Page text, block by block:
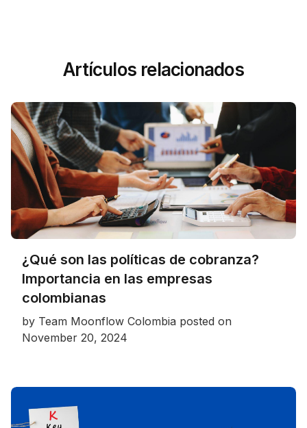
Artículos relacionados
¿Qué son las políticas de cobranza?
Importancia en las empresas
colombianas
by Team Moonflow Colombia posted on
November 20, 2024